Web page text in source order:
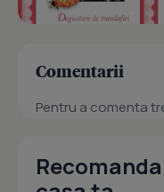
Comentarii
Pentru a comenta